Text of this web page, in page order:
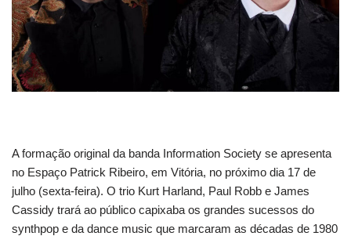
A formação original da banda Information Society se apresenta
no Espaço Patrick Ribeiro, em Vitória, no próximo dia 17 de
julho (sexta-feira). O trio Kurt Harland, Paul Robb e James
Cassidy trará ao público capixaba os grandes sucessos do
synthpop e da dance music que marcaram as décadas de 1980